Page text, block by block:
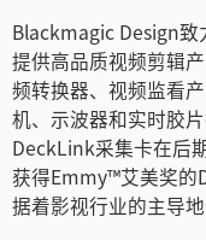
Blackmagic Design致
提供高品质视频剪辑
频转换器、视频监看
机、示波器和实时胶
DeckLink采集卡在后
获得Emmy™艾美奖的
据着影视行业的主导地